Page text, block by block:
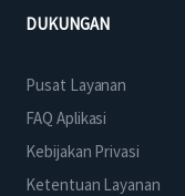
DUKUNGAN
Pusat Layanan
FAQ Aplikasi
Kebijakan Privasi
Ketentuan Layanan